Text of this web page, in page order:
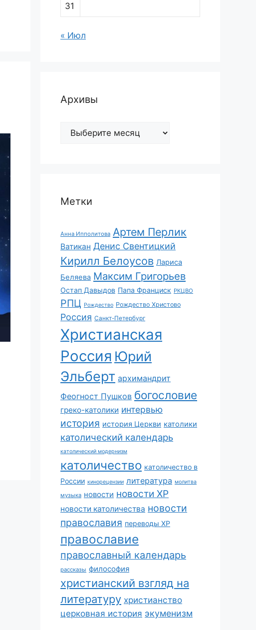
31
« Июл
Архивы
Архивы
Метки
Анна Ипполитова Артем Перлик
Ватикан Денис Свентицкий
Кирилл Белоусов Лариса
Беляева Максим Григорьев
Остап Давыдов Папа Франциск РКЦВО
РПЦ Рождество Рождество Христово
Россия Санкт-Петербург
Христианская
Россия Юрий
Эльберт архимандрит
Феогност Пушков богословие
греко-католики интервью
история история Церкви католики
католический календарь
католический модернизм
католичество католичество в
России кинорецензии литература молитва
музыка новости новости ХР
новости католичества новости
православия переводы ХР
православие
православный календарь
рассказы философия
христианский взгляд на
литературу христианство
церковная история экуменизм